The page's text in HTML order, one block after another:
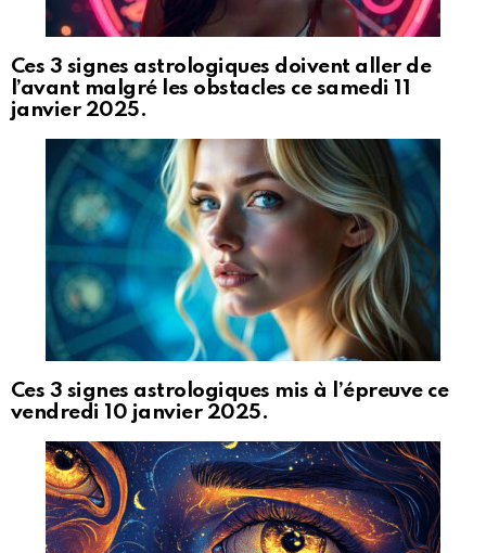
Ces 3 signes astrologiques doivent aller de
l’avant malgré les obstacles ce samedi 11
janvier 2025.
Ces 3 signes astrologiques mis à l’épreuve ce
vendredi 10 janvier 2025.